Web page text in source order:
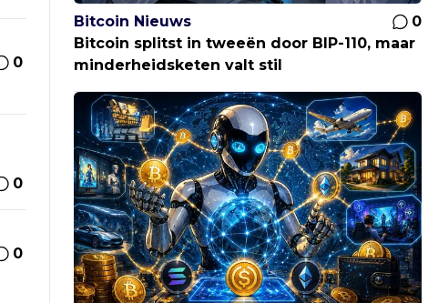
0
0
0
Bitcoin Nieuws
0
Bitcoin splitst in tweeën door BIP-110, maar
minderheidsketen valt stil